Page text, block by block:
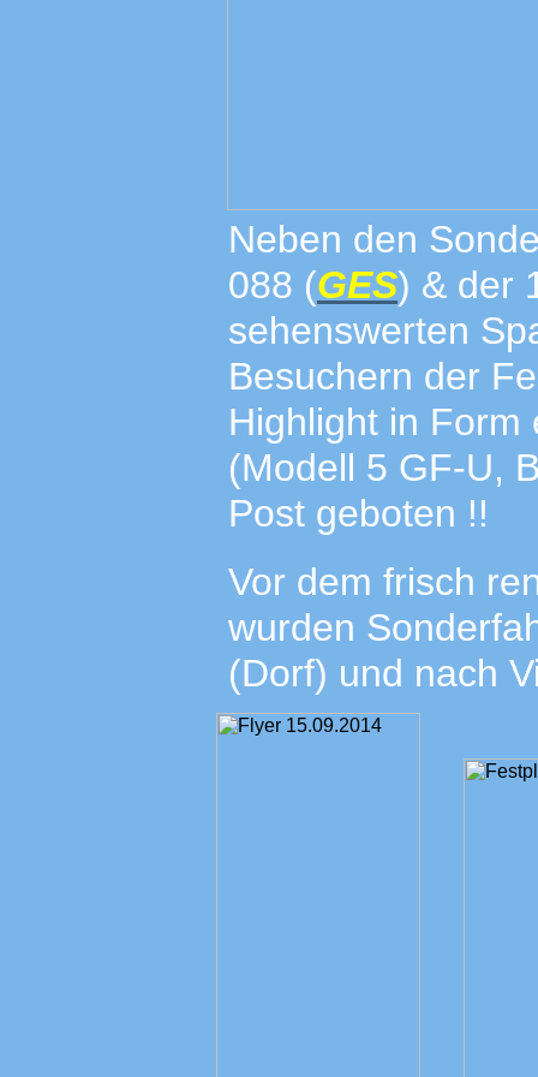
Neben den
088 (GES) & der
sehenswerten
Besuchern der
Highlight in Form
(Modell 5 GF-U,
Post geboten !!
Vor dem frisch
wurden
(Dorf) und nach